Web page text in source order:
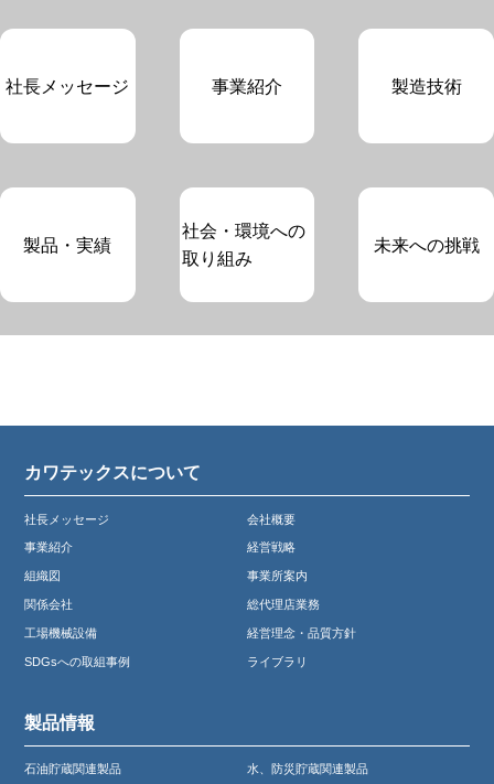
社長メッセージ 事業紹介 製造技術
製品・実績
社会・環境への
取り組み
未来への挑戦
カワテックスについて
社長メッセージ 会社概要
事業紹介 経営戦略
組織図 事業所案内
関係会社 総代理店業務
工場機械設備 経営理念・品質方針
SDGsへの取組事例 ライブラリ
製品情報
石油貯蔵関連製品 水、防災貯蔵関連製品